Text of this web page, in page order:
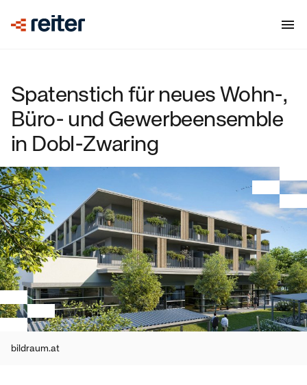
Spatenstich für neues Wohn-,
Büro- und Gewerbeensemble
in Dobl-Zwaring
bildraum.at